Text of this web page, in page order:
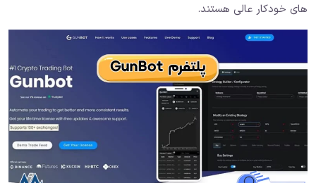
های خودکار عالی هستند.